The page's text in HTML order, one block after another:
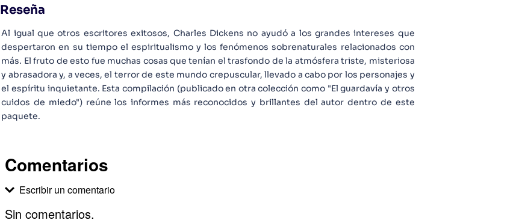
Reseña
Al igual que otros escritores exitosos, Charles Dickens no ayudó a los grandes intereses que
despertaron en su tiempo el espiritualismo y los fenómenos sobrenaturales relacionados con
más. El fruto de esto fue muchas cosas que tenían el trasfondo de la atmósfera triste, misteriosa
y abrasadora y, a veces, el terror de este mundo crepuscular, llevado a cabo por los personajes y
el espíritu inquietante. Esta compilación (publicado en otra colección como "El guardavía y otros
cuidos de miedo") reúne los informes más reconocidos y brillantes del autor dentro de este
paquete.
Comentarios
Escribir un comentario
Sin comentarios.